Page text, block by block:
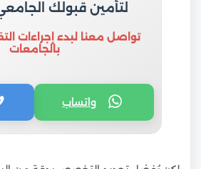
لتأمين قبولك
تواصل معنا لبدء إجراءات
بالجامعات
واتساب